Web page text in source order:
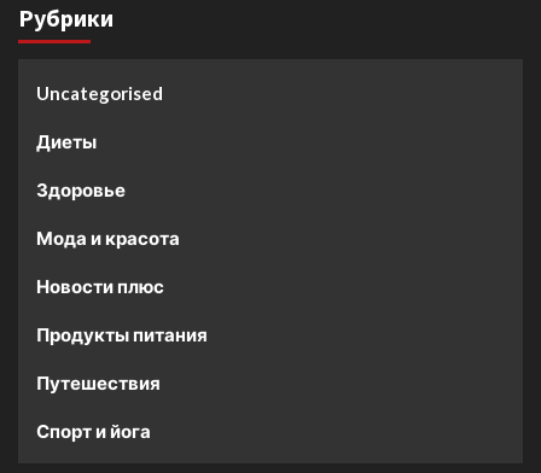
Рубрики
Uncategorised
Диеты
Здоровье
Мода и красота
Новости плюс
Продукты питания
Путешествия
Спорт и йога